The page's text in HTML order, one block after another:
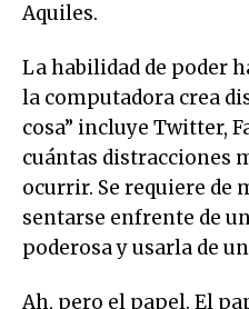
Aquiles.
La habilidad de poder
la computadora crea
cosa” incluye Twitter,
cuántas distracciones
ocurrir. Se requiere de
sentarse enfrente de
poderosa y usarla de
Ah, pero el papel. El